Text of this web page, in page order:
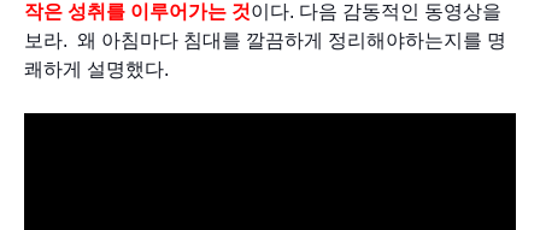
작은 성취를 이루어가는 것이다. 다음 감동적인 동영상을
보라.  왜 아침마다 침대를 깔끔하게 정리해야하는지를 명
쾌하게 설명했다.